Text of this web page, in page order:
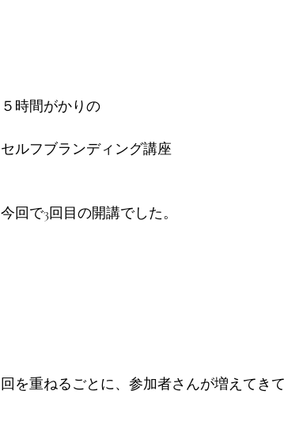
５時間がかりの
セルフブランディング講座
今回で3回目の開講でした。
回を重ねるごとに、参加者さんが増えてき